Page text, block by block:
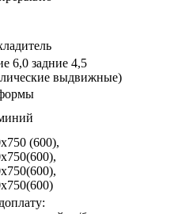
6,0 задние 4,5
выдвижные)
(600),